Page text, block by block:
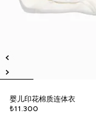
婴儿印花棉质连体衣
₺11.300